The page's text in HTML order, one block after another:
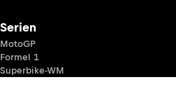
Serien
MotoGP
Formel 1
Superbike-WM